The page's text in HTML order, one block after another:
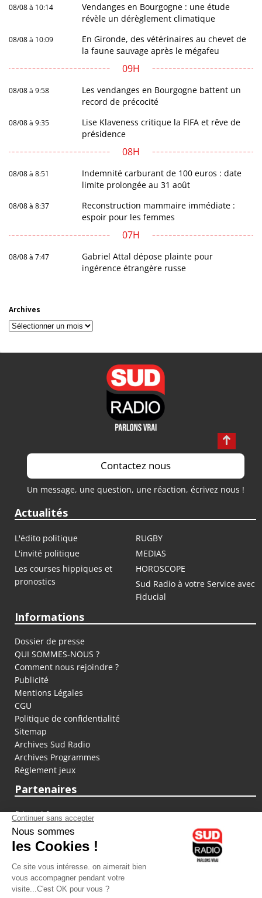
08/08 à 10:14
Vendanges en Bourgogne : une étude
révèle un dérèglement climatique
08/08 à 10:09
En Gironde, des vétérinaires au chevet de
la faune sauvage après le mégafeu
09H
08/08 à 9:58
Les vendanges en Bourgogne battent un
record de précocité
08/08 à 9:35
Lise Klaveness critique la FIFA et rêve de
présidence
08H
08/08 à 8:51
Indemnité carburant de 100 euros : date
limite prolongée au 31 août
08/08 à 8:37
Reconstruction mammaire immédiate :
espoir pour les femmes
07H
08/08 à 7:47
Gabriel Attal dépose plainte pour
ingérence étrangère russe
Archives
Archives
Contactez nous
Un message, une question, une réaction, écrivez nous !
Actualités
L'édito politique
RUGBY
L'invité politique
MEDIAS
Les courses hippiques et
pronostics
HOROSCOPE
Sud Radio à votre Service avec
Fiducial
Informations
Dossier de presse
QUI SOMMES-NOUS ?
Comment nous rejoindre ?
Publicité
Mentions Légales
CGU
Politique de confidentialité
Sitemap
Archives Sud Radio
Archives Programmes
Règlement jeux
Partenaires
fiducial.fr
lyoncapitale.fr
olympique-et-lyonnais.com
L'application Iphone / Android
Téléchargez l'application